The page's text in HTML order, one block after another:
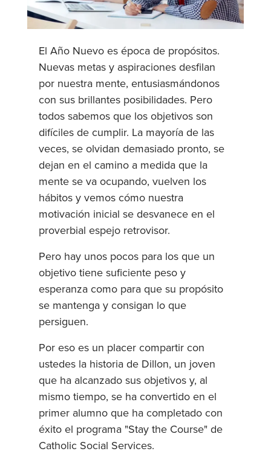
El Año Nuevo es época de propósitos.
Nuevas metas y aspiraciones desfilan
por nuestra mente, entusiasmándonos
con sus brillantes posibilidades. Pero
todos sabemos que los objetivos son
difíciles de cumplir. La mayoría de las
veces, se olvidan demasiado pronto, se
dejan en el camino a medida que la
mente se va ocupando, vuelven los
hábitos y vemos cómo nuestra
motivación inicial se desvanece en el
proverbial espejo retrovisor.
Pero hay unos pocos para los que un
objetivo tiene suficiente peso y
esperanza como para que su propósito
se mantenga y consigan lo que
persiguen.
Por eso es un placer compartir con
ustedes la historia de Dillon, un joven
que ha alcanzado sus objetivos y, al
mismo tiempo, se ha convertido en el
primer alumno que ha completado con
éxito el programa "Stay the Course" de
Catholic Social Services.